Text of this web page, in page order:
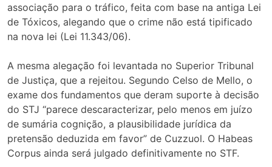
associação para o tráfico, feita com base na antiga Lei
de Tóxicos, alegando que o crime não está tipificado
na nova lei (Lei 11.343/06).
A mesma alegação foi levantada no Superior Tribunal
de Justiça, que a rejeitou. Segundo Celso de Mello, o
exame dos fundamentos que deram suporte à decisão
do STJ “parece descaracterizar, pelo menos em juízo
de sumária cognição, a plausibilidade jurídica da
pretensão deduzida em favor” de Cuzzuol. O Habeas
Corpus ainda será julgado definitivamente no STF.